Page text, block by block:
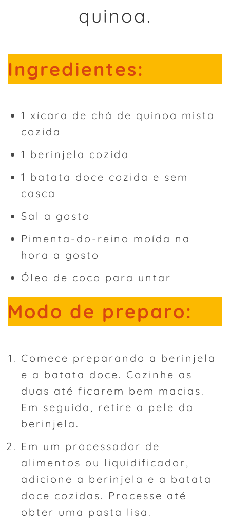
quinoa.
Ingredientes:
1 xícara de chá de quinoa mista
cozida
1 berinjela cozida
1 batata doce cozida e sem
casca
Sal a gosto
Pimenta-do-reino moída na
hora a gosto
Óleo de coco para untar
Modo de preparo:
Comece preparando a berinjela
e a batata doce. Cozinhe as
duas até ficarem bem macias.
Em seguida, retire a pele da
berinjela.
Em um processador de
alimentos ou liquidificador,
adicione a berinjela e a batata
doce cozidas. Processe até
obter uma pasta lisa.